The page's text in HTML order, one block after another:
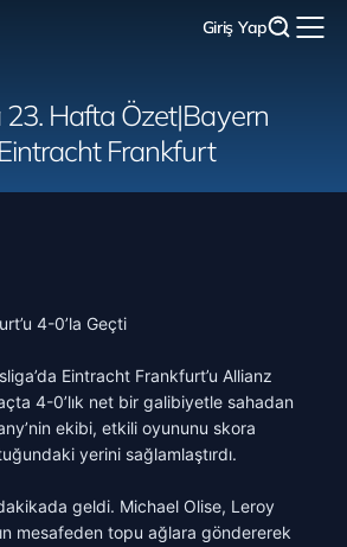
Giriş Yap
Hafta Özet|Bayern
Frankfurt
4-0’la Geçti
Eintracht Frankfurt’u Allianz
4-0’lık net bir galibiyetle sahadan
ekibi, etkili oyununu skora
yerini sağlamlaştırdı.
geldi. Michael Olise, Leroy
mesafeden topu ağlara göndererek